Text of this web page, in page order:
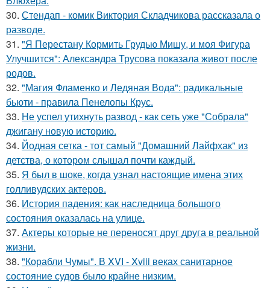
30. Стендап - комик Виктория Складчикова рассказала о
разводе.
31. "Я Перестану Кормить Грудью Мишу, и моя Фигура
Улучшится": Александра Трусова показала живот после
родов.
32. "Магия Фламенко и Ледяная Вода": радикальные
бьюти - правила Пенелопы Крус.
33. Не успел утихнуть развод - как сеть уже "Собрала"
джигану новую историю.
34. Йодная сетка - тот самый "Домашний Лайфхак" из
детства, о котором слышал почти каждый.
35. Я был в шоке, когда узнал настоящие имена этих
голливудских актеров.
36. История падения: как наследница большого
состояния оказалась на улице.
37. Актеры которые не переносят друг друга в реальной
жизни.
38. "Корабли Чумы". В XVI - Xviii веках санитарное
состояние судов было крайне низким.